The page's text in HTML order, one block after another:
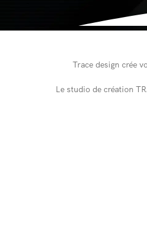
Trace design crée
Le studio de création